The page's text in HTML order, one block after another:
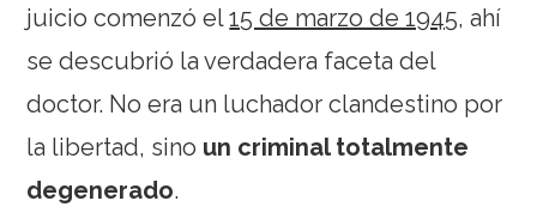
juicio comenzó el15 de marzo de 1945, ahí
se descubrió la verdadera faceta del
doctor. No era un luchador clandestino por
la libertad, sino un criminal totalmente
degenerado.